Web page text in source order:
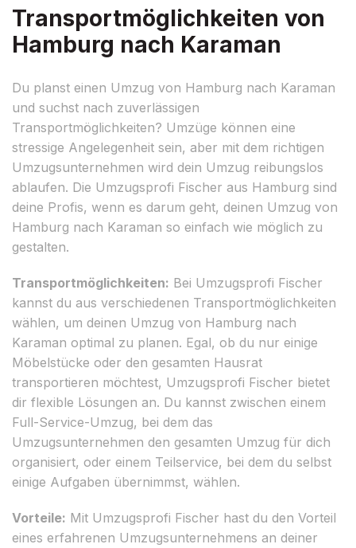
Transportmöglichkeiten von
Hamburg nach Karaman
Du planst einen Umzug von Hamburg nach Karaman
und suchst nach zuverlässigen
Transportmöglichkeiten? Umzüge können eine
stressige Angelegenheit sein, aber mit dem richtigen
Umzugsunternehmen wird dein Umzug reibungslos
ablaufen. Die Umzugsprofi Fischer aus Hamburg sind
deine Profis, wenn es darum geht, deinen Umzug von
Hamburg nach Karaman so einfach wie möglich zu
gestalten.
Transportmöglichkeiten: Bei Umzugsprofi Fischer
kannst du aus verschiedenen Transportmöglichkeiten
wählen, um deinen Umzug von Hamburg nach
Karaman optimal zu planen. Egal, ob du nur einige
Möbelstücke oder den gesamten Hausrat
transportieren möchtest, Umzugsprofi Fischer bietet
dir flexible Lösungen an. Du kannst zwischen einem
Full-Service-Umzug, bei dem das
Umzugsunternehmen den gesamten Umzug für dich
organisiert, oder einem Teilservice, bei dem du selbst
einige Aufgaben übernimmst, wählen.
Vorteile: Mit Umzugsprofi Fischer hast du den Vorteil
eines erfahrenen Umzugsunternehmens an deiner